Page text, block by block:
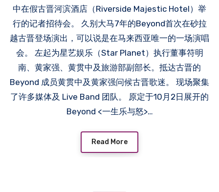
中在假古晋河滨酒店（Riverside Majestic Hotel）举
行的记者招待会。 久别大马7年的Beyond首次在砂拉
越古晋登场演出，可以说是在马来西亚唯一的一场演唱
会。 左起为星艺娱乐（Star Planet）执行董事符明
南、黄家强、黄贯中及旅游部副部长。抵达古晋的
Beyond 成员黄贯中及黄家强问候古晋歌迷。 现场聚集
了许多媒体及 Live Band 团队。 原定于10月2日展开的
Beyond <一生乐与怒>…
Read More